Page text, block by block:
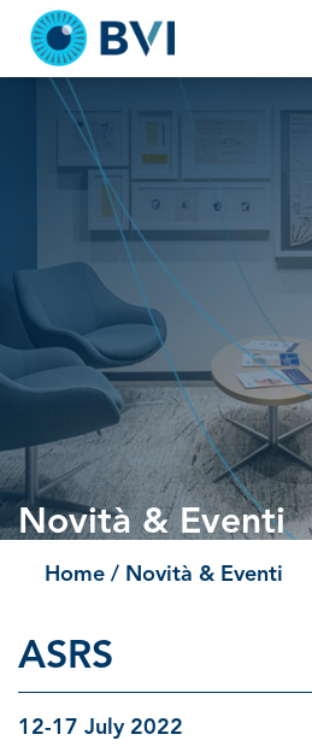
content
Novità & Eventi
Home / Novità & Eventi
ASRS
12-17 July 2022